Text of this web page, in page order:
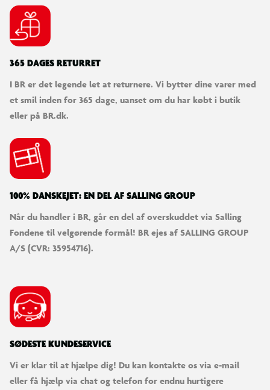
365 DAGES RETURRET
I BR er det legende let at returnere. Vi bytter dine varer med
et smil inden for 365 dage, uanset om du har købt i butik
eller på BR.dk.
100% DANSKEJET: EN DEL AF SALLING GROUP
Når du handler i BR, går en del af overskuddet via Salling
Fondene til velgørende formål! BR ejes af SALLING GROUP
A/S (CVR: 35954716).
SØDESTE KUNDESERVICE
Vi er klar til at hjælpe dig! Du kan kontakte os via e-mail
eller få hjælp via chat og telefon for endnu hurtigere